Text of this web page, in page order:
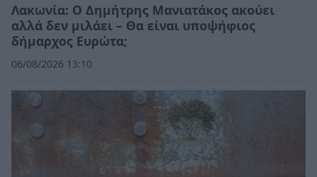
Λακωνία: Ο Δημήτρης Μανιατάκος ακούει
αλλά δεν μιλάει – Θα είναι υποψήφιος
δήμαρχος Ευρώτα;
06/08/2026 13:10